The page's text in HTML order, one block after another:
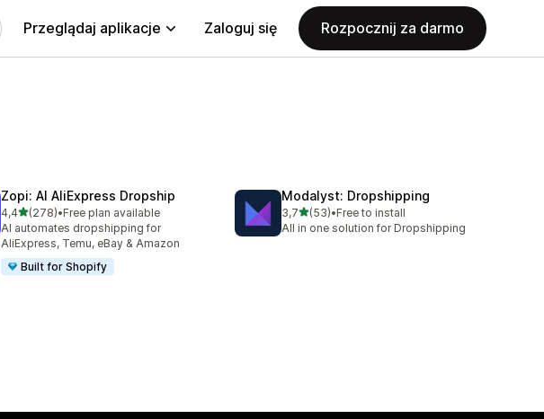
Przeglądaj aplikacje Zaloguj się Rozpocznij za darmo
Zopi: AI AliExpress Dropship
4,4na 5 gwiazdek
(278)
Łączna liczba recenzji: 278
•Free plan available
AI automates dropshipping for
AliExpress, Temu, eBay & Amazon
Built for Shopify
Modalyst: Dropshipping
3,7na 5 gwiazdek
(53)
Łączna liczba recenzji: 53
•Free to install
All in one solution for Dropshipping